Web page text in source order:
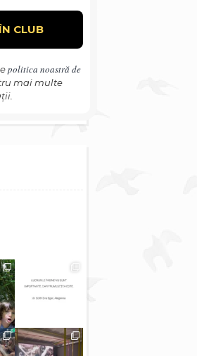
politica noastră de
mai multe